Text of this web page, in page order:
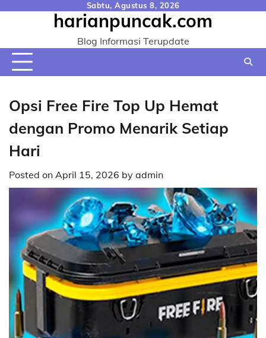
Sabtu, Agustus 8, 2026
harianpuncak.com
Blog Informasi Terupdate
Opsi Free Fire Top Up Hemat
dengan Promo Menarik Setiap
Hari
Posted on April 15, 2026 by admin